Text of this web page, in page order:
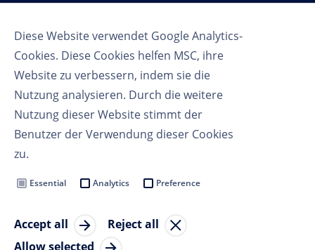
Diese Website verwendet Google Analytics-
Cookies. Diese Cookies helfen MSC, ihre
Website zu verbessern, indem sie die
Nutzung analysieren. Durch die weitere
Nutzung dieser Website stimmt der
Benutzer der Verwendung dieser Cookies
zu.
Essential Analytics Preference
Accept all
Reject all
Allow selected
Follow us
Nutzungsbedingungen
Cookie Settings
© Copyright 2023 MSC Cruises SA